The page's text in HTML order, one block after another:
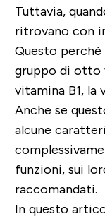
Tuttavia,
ritrovano con
Questo perché
gruppo di otto
vitamina B1, la
Anche se
alcune
funzioni, sui
raccomandati.
In questo